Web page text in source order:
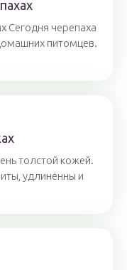
Сегодня черепаха
питомцев.
толстой кожей.
удлинённы и